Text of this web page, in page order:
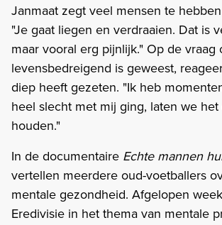
Janmaat zegt veel mensen te
"Je gaat liegen en verdraaien. Dat is
maar vooral erg pijnlijk." Op de vraag
levensbedreigend is geweest,
diep heeft gezeten. "Ik heb
heel slecht met mij ging, laten we het
houden."
In de documentaire Echte mannen
vertellen meerdere oud-voetballers
mentale gezondheid. Afgelopen
Eredivisie in het thema van mentale